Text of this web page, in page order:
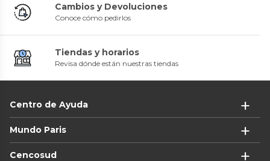
Cambios y Devoluciones
Conoce cómo pedirlos
Tiendas y horarios
Revisa dónde están nuestras tiendas
Centro de Ayuda
Mundo Paris
Cencosud